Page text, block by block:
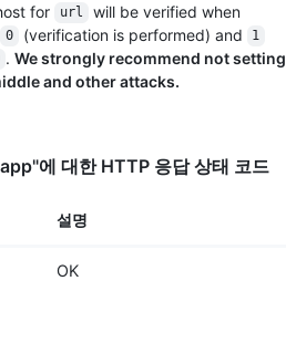
for
url
will be verified when
0 (verification is performed) and 1
. We strongly recommend not setting
and other attacks.
에 대한 HTTP 응답 상태 코드
설명
OK